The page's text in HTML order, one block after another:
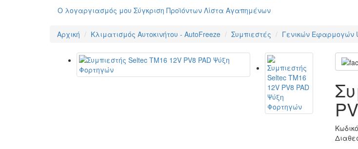
Ο λογαργιασμός μου Σύγκριση Προϊόντων Λίστα Αγαπημένων
Αρχική Κλιματισμός Αυτοκινήτου - AutoFreeze Συμπιεστές Γενικών Εφαρμογών